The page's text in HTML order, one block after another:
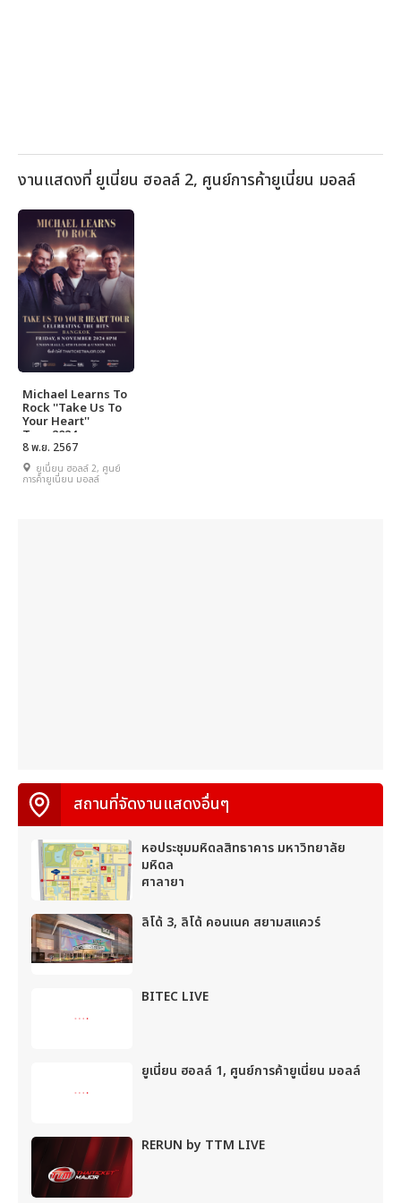
งานแสดงที่ ยูเนี่ยน ฮอลล์ 2, ศูนย์การค้ายูเนี่ยน มอลล์
Michael Learns To
Rock ''Take Us To
Your Heart''
Tour 2024 -
Bangkok
8 พ.ย. 2567
ยูเนี่ยน ฮอลล์ 2, ศูนย์
การค้ายูเนี่ยน มอลล์
สถานที่จัดงานแสดงอื่นๆ
หอประชุมมหิดลสิทธาคาร มหาวิทยาลัย
มหิดล
ศาลายา
ลิโด้ 3, ลิโด้ คอนเนค สยามสแควร์
BITEC LIVE
ยูเนี่ยน ฮอลล์ 1, ศูนย์การค้ายูเนี่ยน มอลล์
RERUN by TTM LIVE